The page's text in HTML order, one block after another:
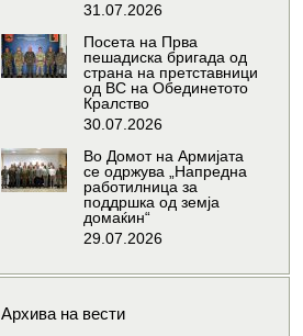
31.07.2026
Посета на Прва
пешадиска бригада од
страна на претставници
од ВС на Обединетото
Кралство
30.07.2026
Во Домот на Армијата
се одржува „Напредна
работилница за
поддршка од земја
домаќин“
29.07.2026
Архива на вести